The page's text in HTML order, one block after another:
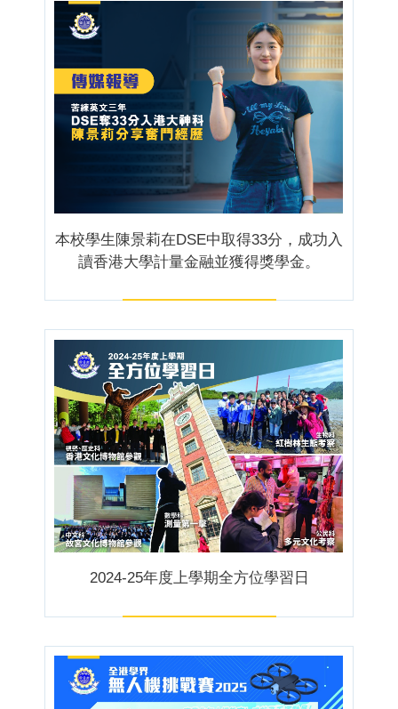
本校學生陳景莉在DSE中取得33分，成功入
讀香港大學計量金融並獲得獎學金。
2024-25年度上學期全方位學習日